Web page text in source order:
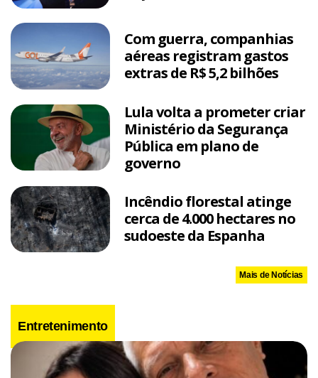
Com guerra, companhias
aéreas registram gastos
extras de R$ 5,2 bilhões
Lula volta a prometer criar
Ministério da Segurança
Pública em plano de
governo
Incêndio florestal atinge
cerca de 4.000 hectares no
sudoeste da Espanha
Mais de Notícias
Entretenimento